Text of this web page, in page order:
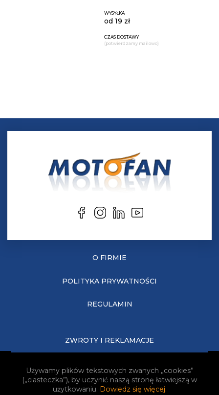
WYSYŁKA
od 19 zł
CZAS DOSTAWY
(potwierdzamy mailowo)
O FIRMIE
POLITYKA PRYWATNOŚCI
REGULAMIN
ZWROTY I REKLAMACJE
JAK KUPOWAĆ?
Używamy plików tekstowych zwanych „cookies”
(„ciasteczka”), by uczynić naszą stronę łatwiejszą w
użytkowaniu. Dowiedz się więcej.